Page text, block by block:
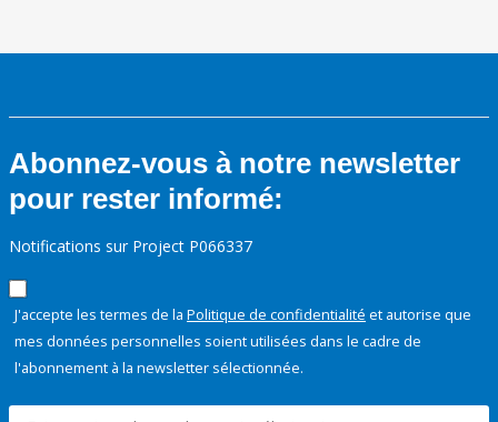
Abonnez-vous à notre newsletter
pour rester informé:
Notifications sur Project P066337
J'accepte les termes de la Politique de confidentialité et autorise que
mes données personnelles soient utilisées dans le cadre de
l'abonnement à la newsletter sélectionnée.